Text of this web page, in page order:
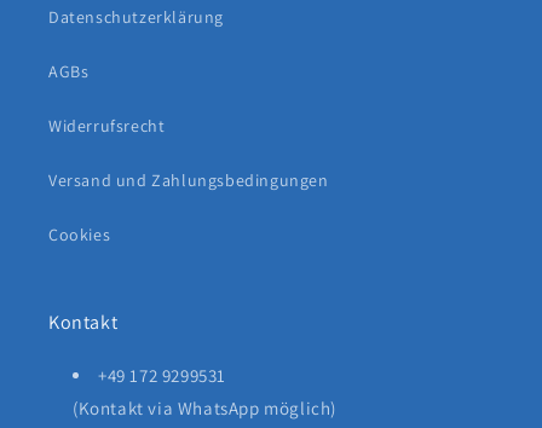
Datenschutzerklärung
AGBs
Widerrufsrecht
Versand und Zahlungsbedingungen
Cookies
Kontakt
+49 172 9299531
(Kontakt via WhatsApp möglich)